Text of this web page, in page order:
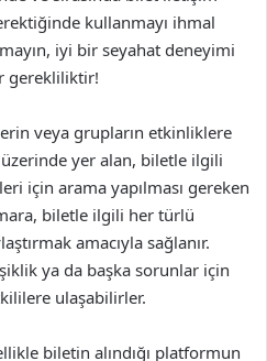
kullanmayı ihmal
iyi bir seyahat deneyimi
gerekliliktir!
veya grupların etkinliklere
üzerinde yer alan, biletle ilgili
için arama yapılması gereken
biletle ilgili her türlü
amacıyla sağlanır.
ya da başka sorunlar için
ulaşabilirler.
biletin alındığı platformun